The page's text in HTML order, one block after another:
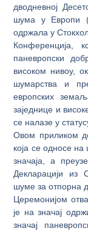
дводневној
шума у Европи
одржала у
Конференција,
паневропски
високом нивоу,
шумарства и
европских
заједнице и
се налазе у
Овом приликом
која се односе
значаја, а
Декларацији из
шуме за отпорна
Церемонијом
је на значај
значај